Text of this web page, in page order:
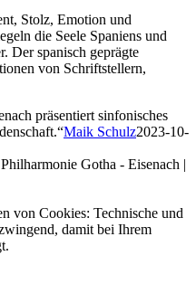
Stolz, Emotion und
die Seele Spaniens und
Der spanisch geprägte
von Schriftstellern,
präsentiert sinfonisches
Maik Schulz2023-10-
Gotha - Eisenach |
von Cookies: Technische und
damit bei Ihrem